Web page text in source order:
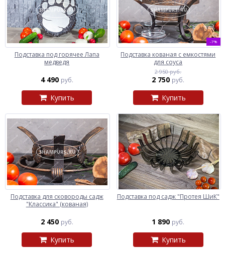
Подставка под горячее Лапа
медведя
4 490 руб.
Купить
-7%
Подставка кованая с емкостями
для соуса
2 950 руб.
2 750 руб.
Купить
Подставка для сковороды садж
"Классика" (кованая)
2 450 руб.
Купить
Подставка под садж "Протея ШиК"
1 890 руб.
Купить